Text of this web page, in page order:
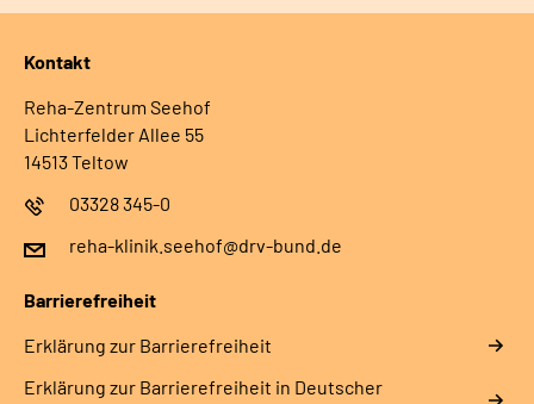
Kontakt
Reha-Zentrum Seehof
Lichterfelder Allee 55
14513 Teltow
03328 345-0
reha-klinik.seehof@drv-bund.de
Barrierefreiheit
Erklärung zur Barrierefreiheit
Erklärung zur Barrierefreiheit in Deutscher